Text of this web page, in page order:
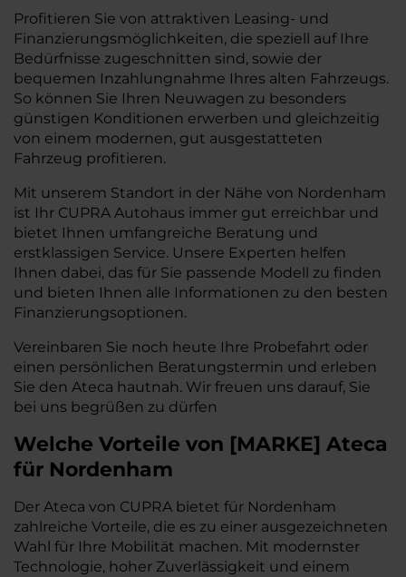
Profitieren Sie von attraktiven Leasing- und
Finanzierungsmöglichkeiten, die speziell auf Ihre
Bedürfnisse zugeschnitten sind, sowie der
bequemen Inzahlungnahme Ihres alten Fahrzeugs.
So können Sie Ihren Neuwagen zu besonders
günstigen Konditionen erwerben und gleichzeitig
von einem modernen, gut ausgestatteten
Fahrzeug profitieren.
Mit unserem Standort in der Nähe von Nordenham
ist Ihr CUPRA Autohaus immer gut erreichbar und
bietet Ihnen umfangreiche Beratung und
erstklassigen Service. Unsere Experten helfen
Ihnen dabei, das für Sie passende Modell zu finden
und bieten Ihnen alle Informationen zu den besten
Finanzierungsoptionen.
Vereinbaren Sie noch heute Ihre Probefahrt oder
einen persönlichen Beratungstermin und erleben
Sie den Ateca hautnah. Wir freuen uns darauf, Sie
bei uns begrüßen zu dürfen
Welche Vorteile von [MARKE] Ateca
für Nordenham
Der Ateca von CUPRA bietet für Nordenham
zahlreiche Vorteile, die es zu einer ausgezeichneten
Wahl für Ihre Mobilität machen. Mit modernster
Technologie, hoher Zuverlässigkeit und einem